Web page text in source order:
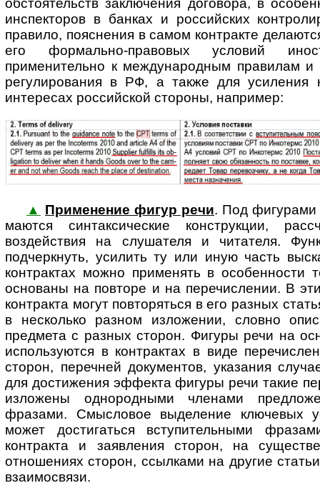
инспекторов в банках и российских
правило, пояснения в самом контракте
его формально-правовых условий
применительно к международным правилам и
регулирования в РФ, а также для усиления
интересах российской стороны, например:
▲ Применение фигур речи. Под
ма­ют­ся синтаксические конструкции,
воздействия на слушателя и читателя.
подчеркнуть, усилить ту или иную часть
контрактах можно применять в особенности
основаны на повторе и на перечислении. В
контракта могут повторяться в его разных
в несколько разном изложении, словно
предмета с разных сторон. Фигуры речи на
используются в контрактах в виде
сторон, перечней документов, указания
для достижения эффекта фигуры речи такие
изложены однородными членами
фразами. Смысловое выделение ключевых
может достигаться вступительными
контракта и заявления сторон, на
отношениях сторон, ссылками на другие
взаимосвязи.